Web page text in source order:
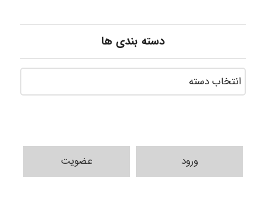
دسته بندی ها
ورود عضویت